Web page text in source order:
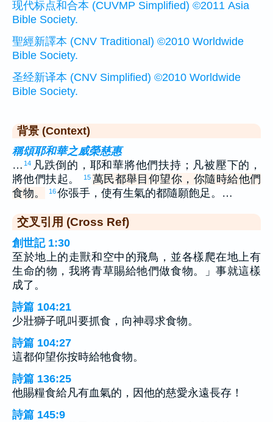
现代标点和合本 (CUVMP Simplified) ©2011 Asia
Bible Society.
聖經新譯本 (CNV Traditional) ©2010 Worldwide
Bible Society.
圣经新译本 (CNV Simplified) ©2010 Worldwide
Bible Society.
背景 (Context)
稱頌耶和華之威榮慈惠
… 14 凡跌倒的，耶和華將他們扶持；凡被壓下的，
將他們扶起。
15 萬民都舉目仰望你，你隨時給他們
食物。
16你張手，使有生氣的都隨願飽足。…
交叉引用 (Cross Ref)
創世記 1:30
至於地上的走獸和空中的飛鳥，並各樣爬在地上有
生命的物，我將青草賜給牠們做食物。」事就這樣
成了。
詩篇 104:21
少壯獅子吼叫要抓食，向神尋求食物。
詩篇 104:27
這都仰望你按時給牠食物。
詩篇 136:25
他賜糧食給凡有血氣的，因他的慈愛永遠長存！
詩篇 145:9